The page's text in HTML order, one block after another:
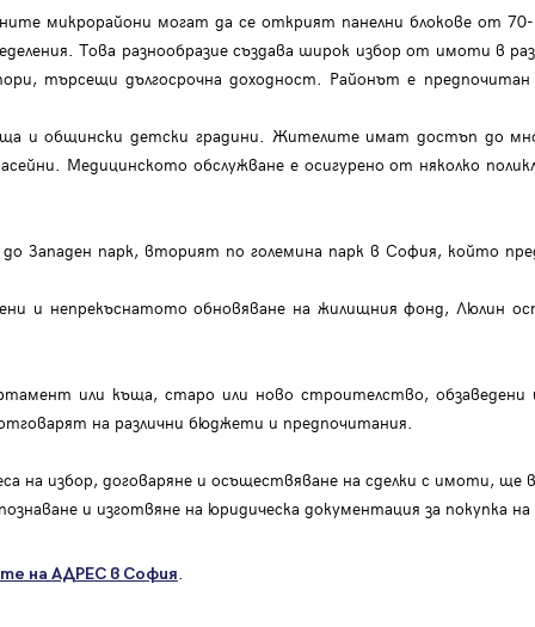
микрорайони могат да се открият панелни блокове от
Това разнообразие създава широк избор от имоти в
търсещи дългосрочна доходност. Районът е
и общински детски градини. Жителите имат достъп до
Медицинското обслужване е осигурено от няколко
Западен парк, вторият по големина парк в София, който
и непрекъснатото обновяване на жилищния фонд, Люлин
или къща, старо или ново строителство, обзаведени
на различни бюджети и предпочитания.
на избор, договаряне и осъществяване на сделки с имоти, ще
и изготвяне на юридическа документация за покупка
на АДРЕС в София.